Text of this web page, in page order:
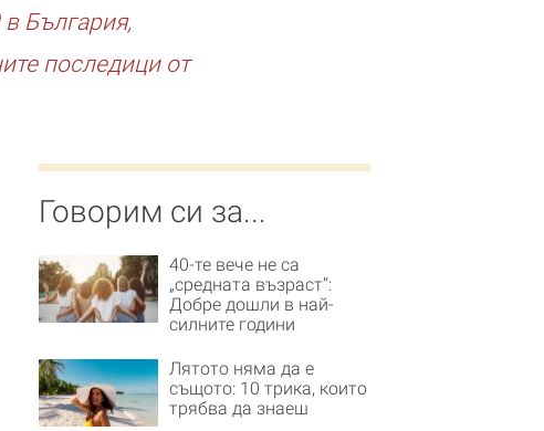
България,
последици от
Говорим си за...
40-те вече не са
„средната възраст“:
Добре дошли в най-
силните години
Лятото няма да е
същото: 10 трика, които
трябва да знаеш